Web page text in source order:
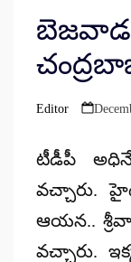
Posted
Editor
టీడీపీ
వచ్చారు.
ఆయన..
వచ్చారు.